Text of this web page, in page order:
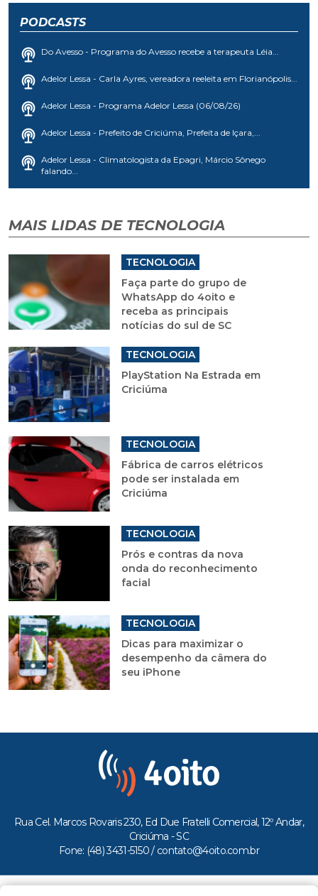
PODCASTS
Do Avesso - Programa do Avesso recebe a terapeuta Léia...
Adelor Lessa - Carla Ayres, vereadora reeleita em Florianópolis...
Adelor Lessa - Programa Adelor Lessa (06/08/26)
Adelor Lessa - Prefeito de Criciúma, Prefeita de Içara,...
Adelor Lessa - Climatologista da Epagri, Márcio Sônego
falando...
MAIS LIDAS DE TECNOLOGIA
TECNOLOGIA
Faça parte do grupo de
WhatsApp do 4oito e
receba as principais
notícias do sul de SC
TECNOLOGIA
PlayStation Na Estrada em
Criciúma
TECNOLOGIA
Fábrica de carros elétricos
pode ser instalada em
Criciúma
TECNOLOGIA
Prós e contras da nova
onda do reconhecimento
facial
TECNOLOGIA
Dicas para maximizar o
desempenho da câmera do
seu iPhone
Rua Cel. Marcos Rovaris 230, Ed Due Fratelli Comercial, 12º Andar,
Criciúma - SC
Fone: (48) 3431-5150 / contato@4oito.com.br